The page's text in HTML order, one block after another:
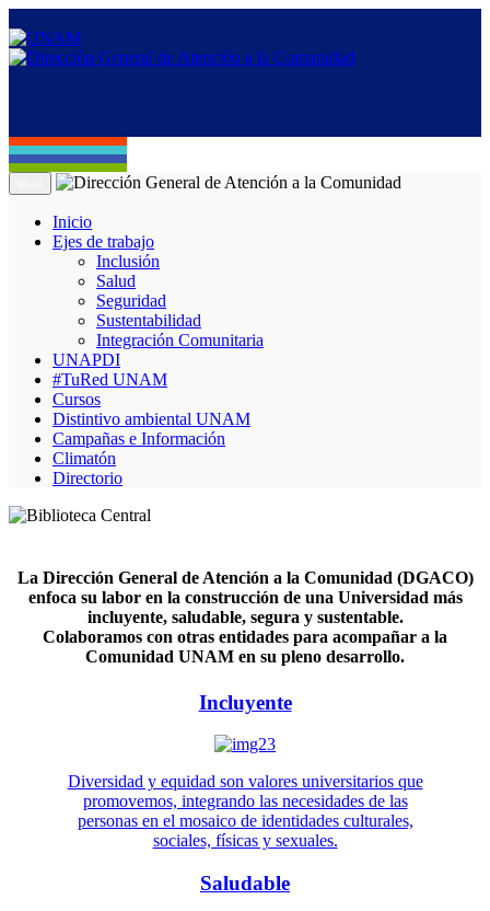
Inicio
Ejes de trabajo
Inclusión
Salud
Seguridad
Sustentabilidad
Integración Comunitaria
UNAPDI
#TuRed UNAM
Cursos
Distintivo ambiental UNAM
Campañas e Información
Climatón
Directorio
La Dirección General de Atención a la Comunidad (DGACO)
enfoca su labor en la construcción de una Universidad más
incluyente, saludable, segura y sustentable.
Colaboramos con otras entidades para acompañar a la
Comunidad UNAM en su pleno desarrollo.
Incluyente
Diversidad y equidad son valores universitarios que
promovemos, integrando las necesidades de las
personas en el mosaico de identidades culturales,
sociales, físicas y sexuales.
Saludable